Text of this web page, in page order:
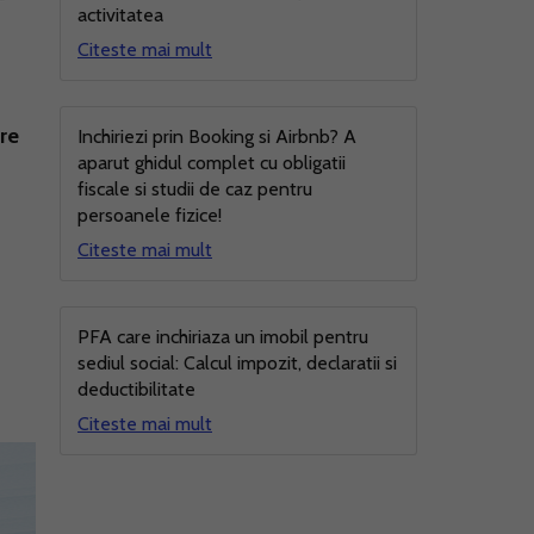
activitatea
Citeste mai mult
Inchiriezi prin Booking si Airbnb? A
aparut ghidul complet cu obligatii
fiscale si studii de caz pentru
persoanele fizice!
Citeste mai mult
PFA care inchiriaza un imobil pentru
sediul social: Calcul impozit, declaratii si
deductibilitate
Citeste mai mult